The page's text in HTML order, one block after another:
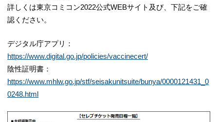
詳しくは東京コミコン2022公式WEBサイト及び、下記をご確
認ください。
デジタル庁アプリ：
https://www.digital.go.jp/policies/vaccinecert/
陰性証明書：
https://www.mhlw.go.jp/stf/seisakunitsuite/bunya/0000121431_0
0248.html